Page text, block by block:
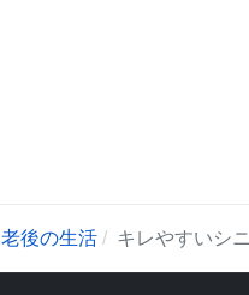
老後の生活 キレやすいシ